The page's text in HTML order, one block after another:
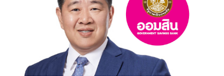
Lifestyle Editor ประจำกอง THE STANDARD
POP